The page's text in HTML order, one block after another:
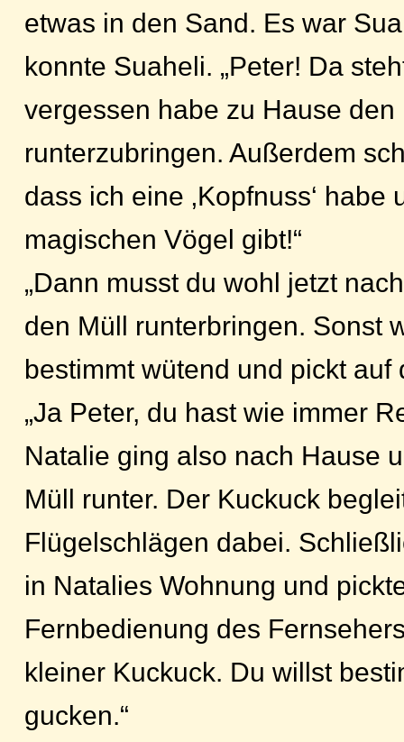
etwas in den Sand. Es war
konnte Suaheli. „Peter! Da
vergessen habe zu Hause den
runterzubringen. Außerdem
dass ich eine ‚Kopfnuss‘ habe
magischen Vögel gibt!“
„Dann musst du wohl jetzt
den Müll runterbringen. Sonst
bestimmt wütend und pickt auf
„Ja Peter, du hast wie immer
Natalie ging also nach Hause
Müll runter. Der Kuckuck
Flügelschlägen dabei.
in Natalies Wohnung und
Fernbedienung des
kleiner Kuckuck. Du willst
gucken.“